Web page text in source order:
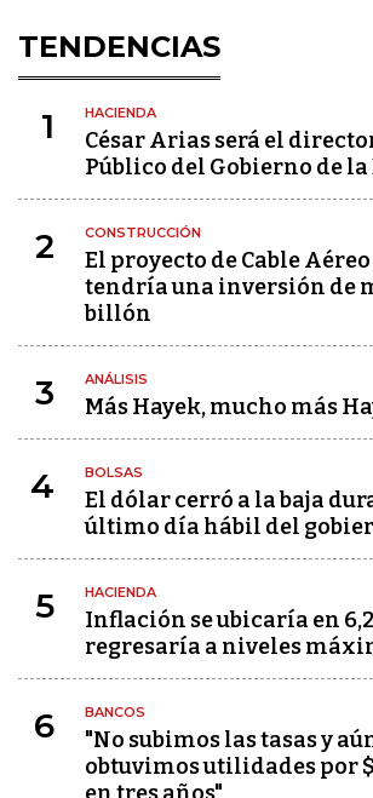
TENDENCIAS
1 HACIENDA
César Arias será el
Público del Gobierno de
2 CONSTRUCCIÓN
El proyecto de Cable
tendría una inversión de
billón
3 ANÁLISIS
Más Hayek, mucho más
4 BOLSAS
El dólar cerró a la baja
último día hábil del
5 HACIENDA
Inflación se ubicaría en
regresaría a niveles
6 BANCOS
"No subimos las tasas y
obtuvimos utilidades por